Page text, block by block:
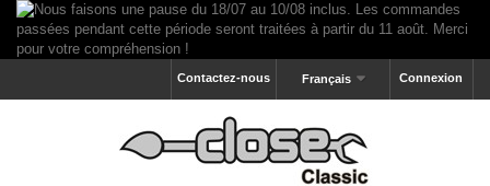
Connexion
Français
Contactez-nous